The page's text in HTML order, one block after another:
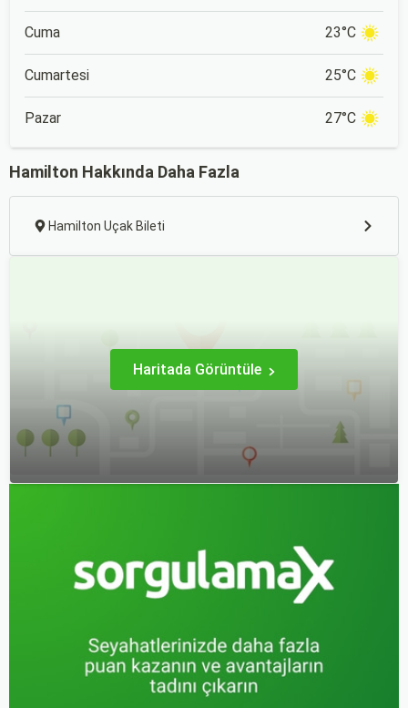
Cuma 23°C
Cumartesi 25°C
Pazar 27°C
Hamilton Hakkında Daha Fazla
Hamilton Uçak Bileti
Haritada Görüntüle